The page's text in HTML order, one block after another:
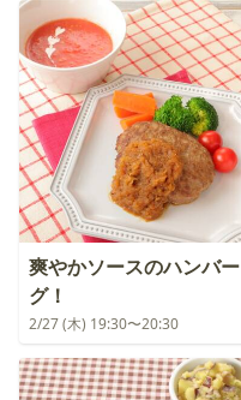
爽やかソースのハンバー
グ！
2/27 (木) 19:30〜20:30